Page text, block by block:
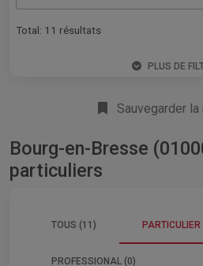
Total: 11 résultats
PLUS DE
Sauvegarder la
Bourg-en-Bresse
particuliers
TOUS (11) PARTICULIER
PROFESSIONAL (0)